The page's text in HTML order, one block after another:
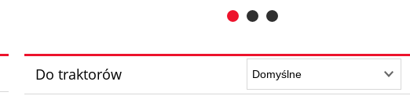
Do traktorów